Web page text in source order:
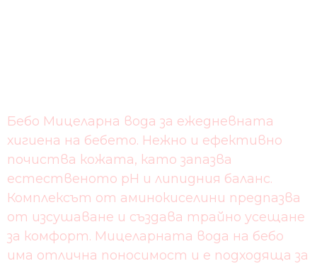
Бебо Мицеларна вода за ежедневната
хигиена на бебето. Нежно и ефективно
почиства кожата, като запазва
естественото рН и липидния баланс.
Комплексът от аминокиселини предпазва
от изсушаване и създава трайно усещане
за комфорт. Мицеларната вода на бебо
има отлична поносимост и е подходяща за